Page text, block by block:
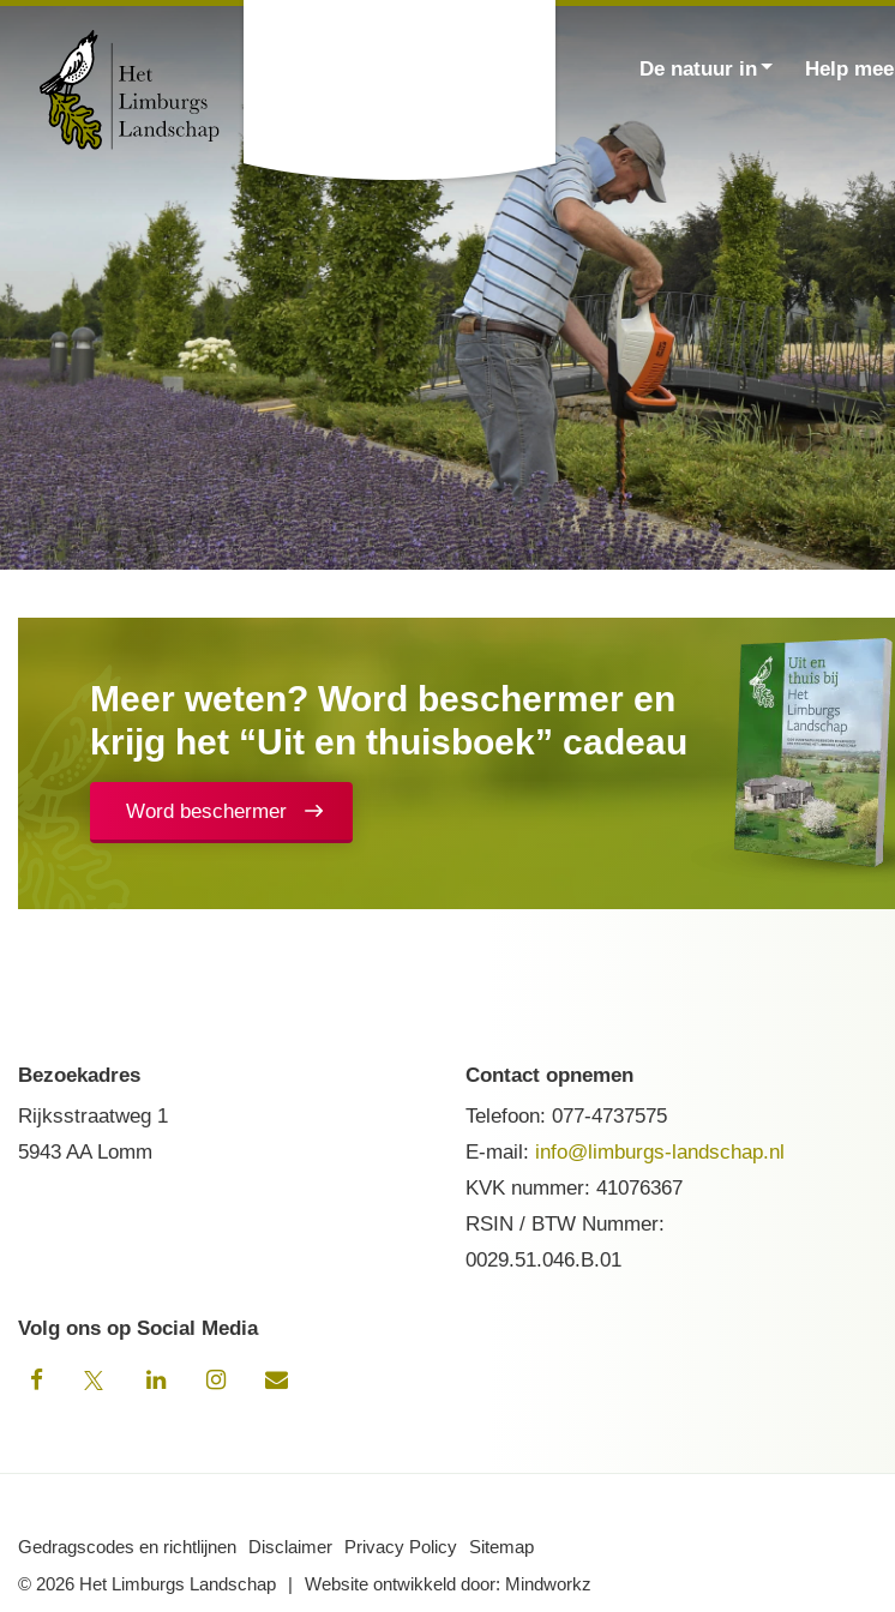
Zoek
De natuur in Help mee
Meer weten? Word beschermer en
krijg het “Uit en thuisboek” cadeau
Word beschermer
Bezoekadres
Rijksstraatweg 1
5943 AA Lomm
Contact opnemen
Telefoon:077-4737575
E-mail: info@limburgs-landschap.nl
KVK nummer: 41076367
RSIN / BTW Nummer:
0029.51.046.B.01
Volg ons op Social Media
Gedragscodes en richtlijnen Disclaimer Privacy Policy
Sitemap
© 2026 Het Limburgs Landschap
Website ontwikkeld door: Mindworkz